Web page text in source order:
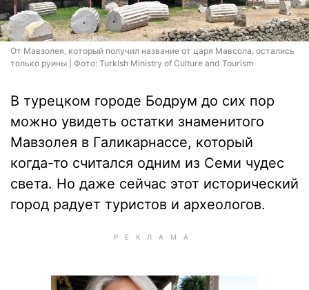
От Мавзолея, который получил название от царя Мавсола, остались
только руины | Фото: Turkish Ministry of Culture and Tourism
В турецком городе Бодрум до сих пор
можно увидеть остатки знаменитого
Мавзолея в Галикарнассе, который
когда-то считался одним из Семи чудес
света. Но даже сейчас этот исторический
город радует туристов и археологов.